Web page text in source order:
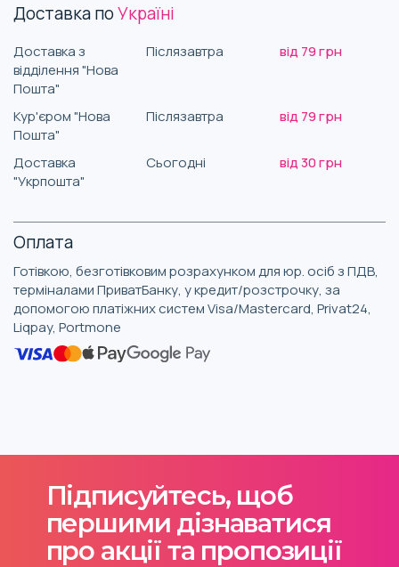
Доставка поУкраїні
Доставка з
відділення "Нова
Пошта"
Післязавтра від 79 грн
Кур'єром "Нова
Пошта"
Післязавтра від 79 грн
Доставка
"Укрпошта"
Сьогодні від 30 грн
Оплата
Готівкою, безготівковим розрахунком для юр. осіб з ПДВ,
терміналами ПриватБанку, у кредит/розстрочку, за
допомогою платіжних систем Visa/Mastercard, Privat24,
Liqpay, Portmone
Підписуйтесь, щоб
першими дізнаватися
про акції та пропозиції